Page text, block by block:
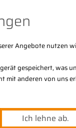
Angebote nutzen
gespeichert, was
mit anderen von uns
Ich lehne ab.
Themen